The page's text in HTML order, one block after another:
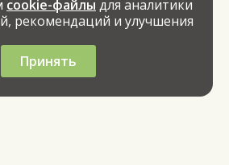
cookie-файлы для аналитики
рекомендаций и улучшения
Принять